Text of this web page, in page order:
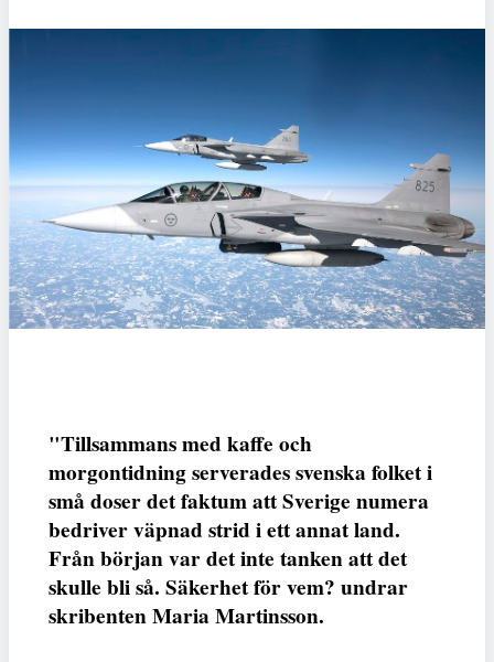
"Tillsammans med kaffe och
morgontidning serverades svenska folket i
små doser det faktum att Sverige numera
bedriver väpnad strid i ett annat land.
Från början var det inte tanken att det
skulle bli så. Säkerhet för vem? undrar
skribenten Maria Martinsson.